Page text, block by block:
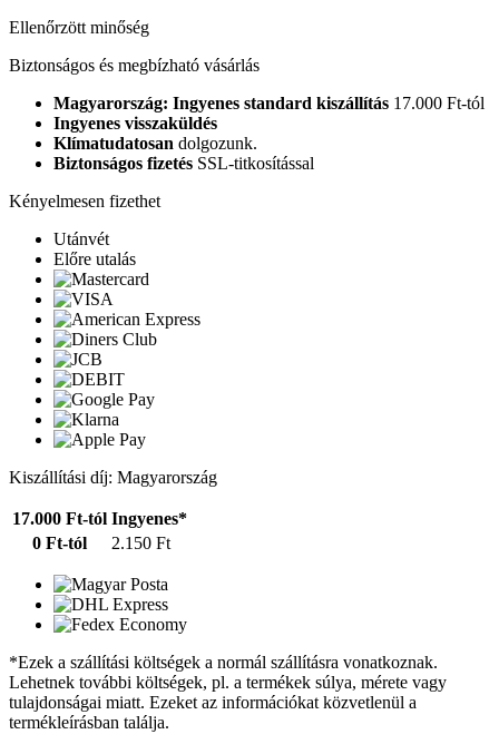
Ellenőrzött minőség
Biztonságos és megbízható vásárlás
Magyarország: Ingyenes standard kiszállítás 17.000 Ft-tól
Ingyenes visszaküldés
Klímatudatosan dolgozunk.
Biztonságos fizetés SSL-titkosítással
Kényelmesen fizethet
Utánvét
Előre utalás
Kiszállítási díj: Magyarország
17.000 Ft-tól Ingyenes*
0 Ft-tól
2.150 Ft
*Ezek a szállítási költségek a normál szállításra vonatkoznak.
Lehetnek további költségek, pl. a termékek súlya, mérete vagy
tulajdonságai miatt. Ezeket az információkat közvetlenül a
termékleírásban találja.